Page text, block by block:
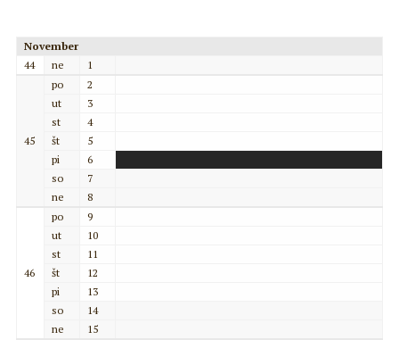
November
44
ne 1
45
po
2
ut
3
st
4
št
5
pi
6
so
7
ne
8
46
po
9
ut
10
st
11
št
12
pi
13
so
14
ne
15